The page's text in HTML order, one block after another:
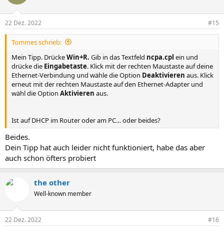
22 Dez. 2022 #15
Tommes schrieb:
Mein Tipp. DrückeWin+R. Gib in das Textfeld ncpa.cpl ein und
drücke die Eingabetaste. Klick mit der rechten Maustaste auf deine
Ethernet-Verbindung und wähle die Option Deaktivieren aus. Klick
erneut mit der rechten Maustaste auf den Ethernet-Adapter und
wähl die Option Aktivieren aus.
Ist auf DHCP im Router oder am PC… oder beides?
Beides.
Dein Tipp hat auch leider nicht funktioniert, habe das aber
auch schon öfters probiert
the other
Well-known member
22 Dez. 2022 #16